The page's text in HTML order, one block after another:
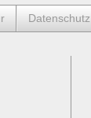
Datenschutz